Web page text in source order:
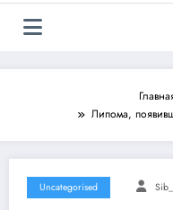
Липома,
Uncategorised